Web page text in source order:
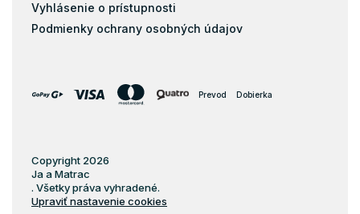
Vyhlásenie o prístupnosti
Podmienky ochrany osobných údajov
Prevod Dobierka
Copyright 2026
Ja a Matrac
. Všetky práva vyhradené.
Upraviť nastavenie cookies